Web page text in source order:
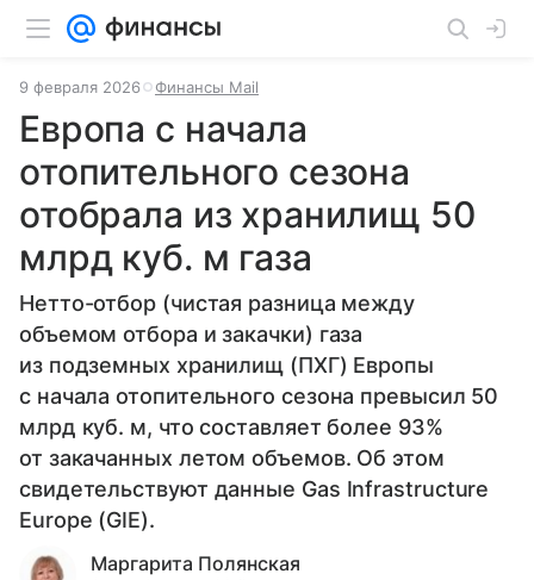
9 февраля 2026 Финансы Mail
Европа с начала
отопительного сезона
отобрала из хранилищ 50
млрд куб. м газа
Нетто-отбор (чистая разница между
объемом отбора и закачки) газа
из подземных хранилищ (ПХГ) Европы
с начала отопительного сезона превысил 50
млрд куб. м, что составляет более 93%
от закачанных летом объемов. Об этом
свидетельствуют данные Gas Infrastructure
Europe (GIE).
Маргарита Полянская